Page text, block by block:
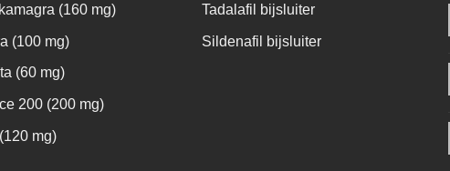
(160 mg)
(100 mg)
(60 mg)
200 (200 mg)
mg)
Tadalafil bijsluiter
Sildenafil bijsluiter